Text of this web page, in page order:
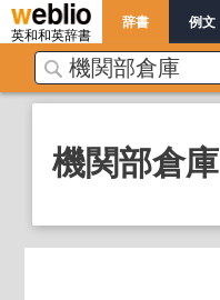
英和和英辞書
辞書 例文
機関部倉庫